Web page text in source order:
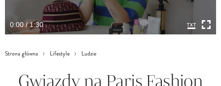
0:00 / 1:30
Strona główna Lifestyle Ludzie
Gwiazdy na Paris Fashion